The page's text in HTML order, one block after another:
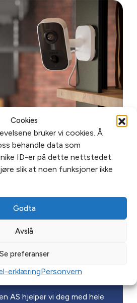
Cookies
bruker vi cookies. Å
behandle data som
ID-er på dette nettstedet.
slik at noen funksjoner ikke
Godta
Avslå
Se preferanser
erklæringPersonvern
eller
brann og
AS hjelper vi deg med hele